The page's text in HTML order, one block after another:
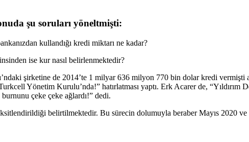
şu soruları yöneltmişti:
kullandığı kredi miktarı ne kadar?
ise kur nasıl belirlenmektedir?
şirketine de 2014’te 1 milyar 636 milyon 770 bin dolar kredi
Yönetim Kurulu’nda!” hatırlatması yaptı. Erk Acarer de, “Yıldırım
çeke çeke ağlardı!” dedi.
belirtilmektedir. Bu sürecin dolumuyla beraber Mayıs 2020